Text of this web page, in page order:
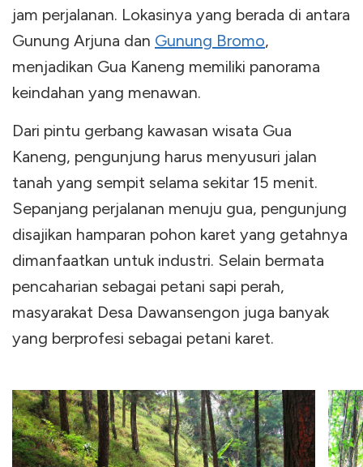
jam perjalanan. Lokasinya yang berada di antara
Gunung Arjuna dan Gunung Bromo,
menjadikan Gua Kaneng memiliki panorama
keindahan yang menawan.
Dari pintu gerbang kawasan wisata Gua
Kaneng, pengunjung harus menyusuri jalan
tanah yang sempit selama sekitar 15 menit.
Sepanjang perjalanan menuju gua, pengunjung
disajikan hamparan pohon karet yang getahnya
dimanfaatkan untuk industri. Selain bermata
pencaharian sebagai petani sapi perah,
masyarakat Desa Dawansengon juga banyak
yang berprofesi sebagai petani karet.